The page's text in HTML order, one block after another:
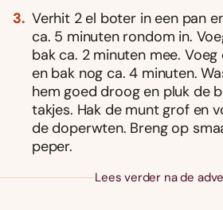
Verhit 2 el boter in een pan
ca. 5 minuten rondom in.
bak ca. 2 minuten mee.
en bak nog ca. 4 minuten.
hem goed droog en pluk de
takjes. Hak de munt grof en
de doperwten. Breng op
peper.
Lees verder na de